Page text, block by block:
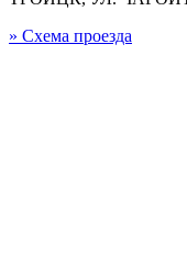
» Схема проезда